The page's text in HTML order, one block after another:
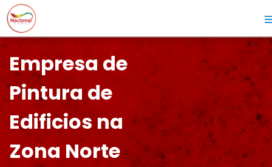
Empresa de
Pintura de
Edificios na
Zona Norte